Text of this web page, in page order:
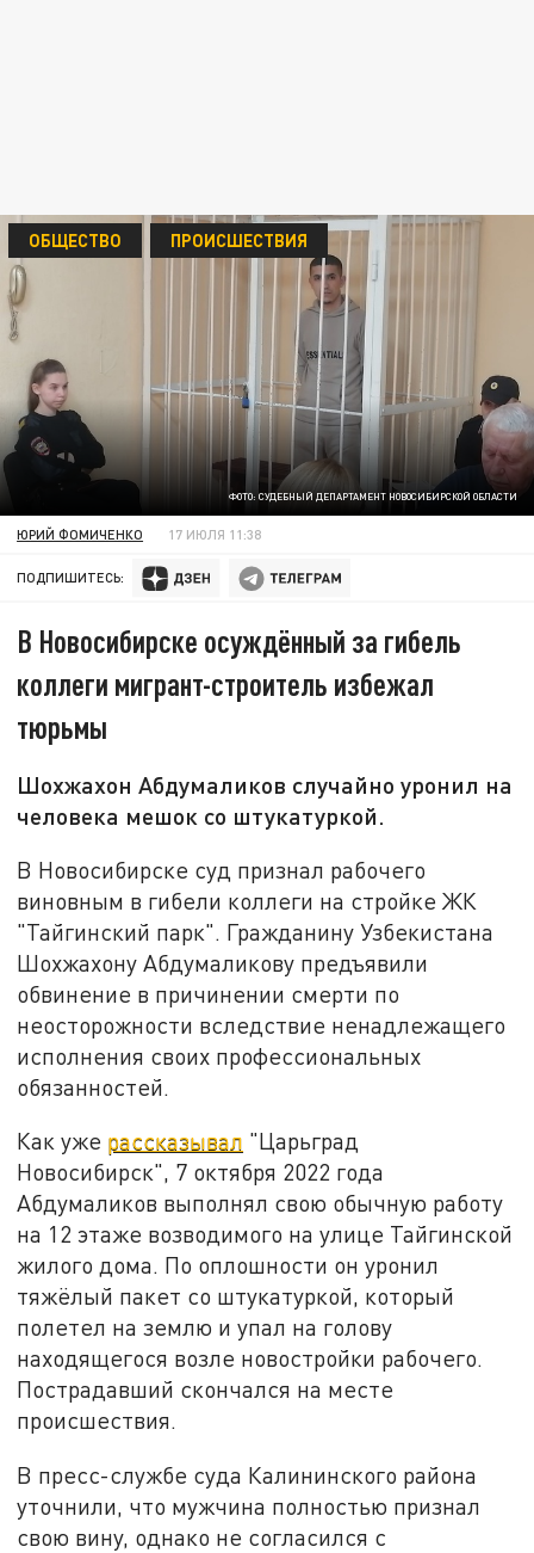
ФОТО: СУДЕБНЫЙ ДЕПАРТАМЕНТ НОВОСИБИРСКОЙ ОБЛАСТИ
ОБЩЕСТВО ПРОИСШЕСТВИЯ
ЮРИЙ ФОМИЧЕНКО 17 ИЮЛЯ 11:38
ПОДПИШИТЕСЬ:
В Новосибирске осуждённый за гибель
коллеги мигрант-строитель избежал
тюрьмы
Шохжахон Абдумаликов случайно уронил на
человека мешок со штукатуркой.
В Новосибирске суд признал рабочего
виновным в гибели коллеги на стройке ЖК
"Тайгинский парк". Гражданину Узбекистана
Шохжахону Абдумаликову предъявили
обвинение в причинении смерти по
неосторожности вследствие ненадлежащего
исполнения своих профессиональных
обязанностей.
Как уже рассказывал "Царьград
Новосибирск", 7 октября 2022 года
Абдумаликов выполнял свою обычную работу
на 12 этаже возводимого на улице Тайгинской
жилого дома. По оплошности он уронил
тяжёлый пакет со штукатуркой, который
полетел на землю и упал на голову
находящегося возле новостройки рабочего.
Пострадавший скончался на месте
происшествия.
В пресс-службе суда Калининского района
уточнили, что мужчина полностью признал
свою вину, однако не согласился с